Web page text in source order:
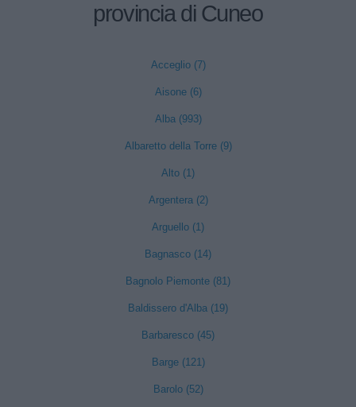
provincia di Cuneo
Acceglio (7)
Aisone (6)
Alba (993)
Albaretto della Torre (9)
Alto (1)
Argentera (2)
Arguello (1)
Bagnasco (14)
Bagnolo Piemonte (81)
Baldissero d'Alba (19)
Barbaresco (45)
Barge (121)
Barolo (52)